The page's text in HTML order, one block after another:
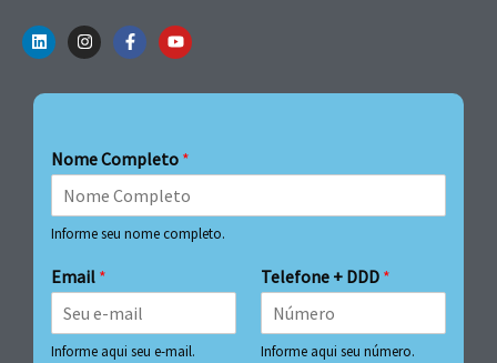
Nome Completo *
Informe seu nome completo.
Email *
Informe aqui seu e-mail.
Telefone + DDD *
Informe aqui seu número.